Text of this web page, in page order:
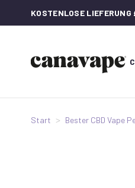
KOSTENLOSE
Start Bester CBD Vape